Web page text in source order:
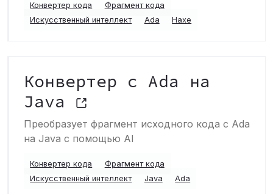
Конвертер кода
Фрагмент кода
Искусственный интеллект
Ada Haxe
Конвертер с Ada на
Java
Преобразует фрагмент исходного кода с Ada
на Java с помощью AI
Конвертер кода
Фрагмент кода
Искусственный интеллект
Java Ada